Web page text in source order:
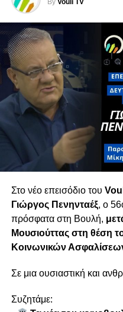
Ακρίβεια,
καθημερινότητας:
τραπεζών και
σχολιάζεται το
πριν τις
που — όπως όλα
τον νέο
Τετάρτη 18/02
Στο νέο επεισόδιο του
Γιώργος Πενηνταέξ, ο
πρόσφατα στη Βουλή,
Μουσιούτταςστη θέση
Κοινωνικών
Σε μια ουσιαστική και
Συζητάμε: